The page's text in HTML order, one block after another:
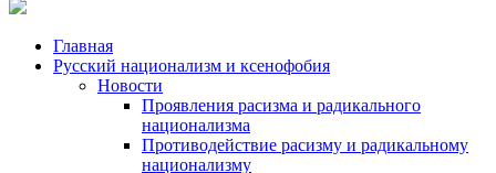
Главная
Русский национализм и ксенофобия
Новости
Проявления расизма и радикального
национализма
Противодействие расизму и радикальному
национализму